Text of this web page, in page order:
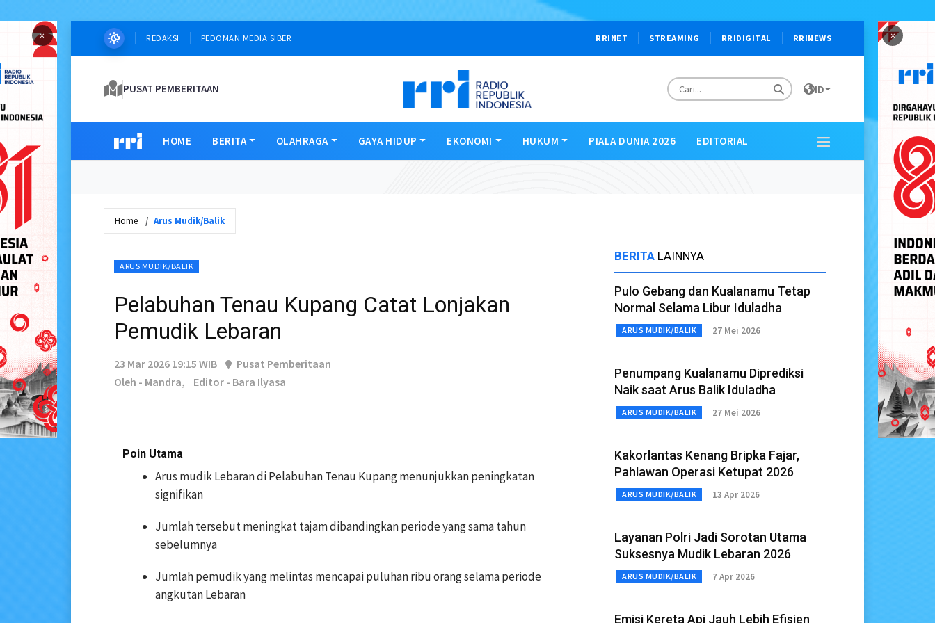
× ×
REDAKSI PEDOMAN MEDIA SIBER RRINET STREAMING RRIDIGITAL RRINEWS
PUSAT PEMBERITAAN ID
HOME BERITA OLAHRAGA GAYA HIDUP EKONOMI HUKUM PIALA DUNIA 2026 EDITORIAL
Home Arus Mudik/Balik
ARUS MUDIK/BALIK
Pelabuhan Tenau Kupang Catat Lonjakan
Pemudik Lebaran
23 Mar 2026 19:15 WIB
Pusat Pemberitaan
Oleh - Mandra,
Editor - Bara Ilyasa
Poin Utama
Arus mudik Lebaran di Pelabuhan Tenau Kupang menunjukkan peningkatan
signifikan
Jumlah tersebut meningkat tajam dibandingkan periode yang sama tahun
sebelumnya
Jumlah pemudik yang melintas mencapai puluhan ribu orang selama periode
angkutan Lebaran
BERITA LAINNYA
Pulo Gebang dan Kualanamu Tetap
Normal Selama Libur Iduladha
ARUS MUDIK/BALIK 27 Mei 2026
Penumpang Kualanamu Diprediksi
Naik saat Arus Balik Iduladha
ARUS MUDIK/BALIK 27 Mei 2026
Kakorlantas Kenang Bripka Fajar,
Pahlawan Operasi Ketupat 2026
ARUS MUDIK/BALIK 13 Apr 2026
Layanan Polri Jadi Sorotan Utama
Suksesnya Mudik Lebaran 2026
ARUS MUDIK/BALIK 7 Apr 2026
Emisi Kereta Api Jauh Lebih Efisien